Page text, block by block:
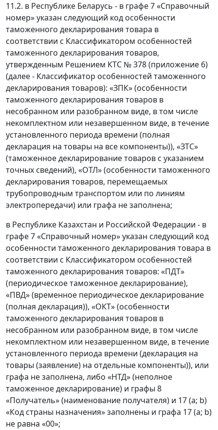
11.2. в Республике Беларусь - в графе 7 «Справочный
номер» указан следующий код особенности
таможенного декларирования товара в
соответствии с Классификатором особенностей
таможенного декларирования товаров,
утвержденным Решением КТС № 378 (приложение 6)
(далее - Классификатор особенностей таможенного
декларирования товаров): «ЗПК» (особенности
таможенного декларирования товаров в
несобранном или разобранном виде, в том числе
некомплектном или незавершенном виде, в течение
установленного периода времени (полная
декларация на товары на все компоненты)), «ЗТС»
(таможенное декларирование товаров с указанием
точных сведений), «ОТЛ» (особенности таможенного
декларирования товаров, перемещаемых
трубопроводным транспортом или по линиям
электропередачи) или графа не заполнена;
в Республике Казахстан и Российской Федерации - в
графе 7 «Справочный номер» указан следующий код
особенности таможенного декларирования товара в
соответствии с Классификатором особенностей
таможенного декларирования товаров: «ПДТ»
(периодическое таможенное декларирование),
«ПВД» (временное периодическое декларирование
(полная декларация)), «ОКТ» (особенности
таможенного декларирования товаров в
несобранном или разобранном виде, в том числе
некомплектном или незавершенном виде, в течение
установленного периода времени (декларация на
товары (заявление) на отдельные компоненты)), или
графа не заполнена, либо «НТД» (неполное
таможенное декларирование) и графы 8
«Получатель» (наименование получателя) и 17 (a; b)
«Код страны назначения» заполнены и графа 17 (a; b)
не равна «00»;